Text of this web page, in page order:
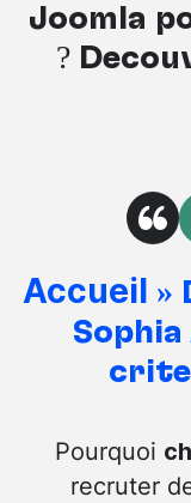
Joomla
?
Accueil »
Pourquoi
recruter